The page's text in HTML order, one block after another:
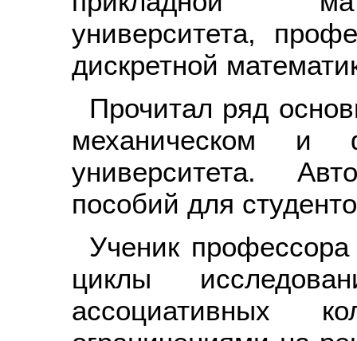
университета,
дискретной
Прочитал ряд
механическом и
университета.
пособий для
Ученик
циклы
ассоциативных